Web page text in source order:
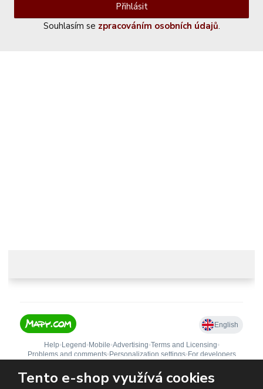
Tento e-shop využívá cookies
Přihlásit
Souhlasím se zpracováním osobních údajů.